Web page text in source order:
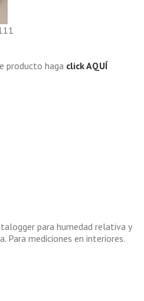
producto haga click AQUÍ
para humedad relativa y
Para mediciones en interiores.